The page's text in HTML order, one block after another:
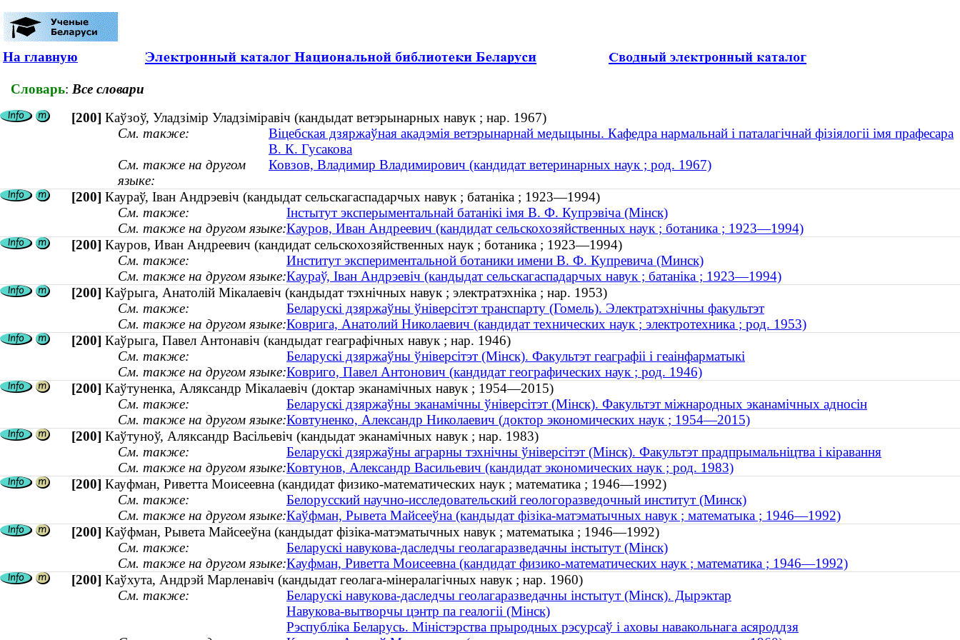
На главную
Словарь: Все словари
[200] Каўзоў, Уладзімір Уладзіміравіч (кандыдат ветэрынарных навук ; нар. 1967)
См. также:
Віцебская дзяржаўная акадэмія ветэрынарнай медыцыны. Кафедра нармальнай і паталагічнай фізіялогіі імя прафесара
В. К. Гусакова
См. также на другом
языке:
Ковзов, Владимир Владимирович (кандидат ветеринарных наук ; род. 1967)
[200] Каураў, Іван Андрэевіч (кандыдат сельскагаспадарчых навук ; батаніка ; 1923—1994)
См. также:
Інстытут эксперыментальнай батанікі імя В. Ф. Купрэвіча (Мінск)
См. также на другом языке:Кауров, Иван Андреевич (кандидат сельскохозяйственных наук ; ботаника ; 1923—1994)
[200] Кауров, Иван Андреевич (кандидат сельскохозяйственных наук ; ботаника ; 1923—1994)
См. также:
Институт экспериментальной ботаники имени В. Ф. Купревича (Минск)
См. также на другом языке:Каураў, Іван Андрэевіч (кандыдат сельскагаспадарчых навук ; батаніка ; 1923—1994)
[200] Каўрыга, Анатолій Мікалаевіч (кандыдат тэхнічных навук ; электратэхніка ; нар. 1953)
См. также:
Беларускі дзяржаўны ўніверсітэт транспарту (Гомель). Электратэхнічны факультэт
См. также на другом языке:Коврига, Анатолий Николаевич (кандидат технических наук ; электротехника ; род. 1953)
[200] Каўрыга, Павел Антонавіч (кандыдат геаграфічных навук ; нар. 1946)
См. также:
Беларускі дзяржаўны ўніверсітэт (Мінск). Факультэт геаграфіі і геаінфарматыкі
См. также на другом языке:Ковриго, Павел Антонович (кандидат географических наук ; род. 1946)
[200] Каўтуненка, Аляксандр Мікалаевіч (доктар эканамічных навук ; 1954—2015)
См. также:
Беларускі дзяржаўны эканамічны ўніверсітэт (Мінск). Факультэт міжнародных эканамічных адносін
См. также на другом языке:Ковтуненко, Александр Николаевич (доктор экономических наук ; 1954—2015)
[200] Каўтуноў, Аляксандр Васільевіч (кандыдат эканамічных навук ; нар. 1983)
См. также:
Беларускі дзяржаўны аграрны тэхнічны ўніверсітэт (Мінск). Факультэт прадпрымальніцтва і кіравання
См. также на другом языке:Ковтунов, Александр Васильевич (кандидат экономических наук ; род. 1983)
[200] Кауфман, Риветта Моисеевна (кандидат физико-математических наук ; математика ; 1946—1992)
См. также:
Белорусский научно-исследовательский геологоразведочный институт (Минск)
См. также на другом языке:Каўфман, Рывета Майсееўна (кандыдат фізіка-матэматычных навук ; математыка ; 1946—1992)
[200] Каўфман, Рывета Майсееўна (кандыдат фізіка-матэматычных навук ; математыка ; 1946—1992)
См. также:
Беларускі навукова-даследчы геолагаразведачны інстытут (Мінск)
См. также на другом языке:Кауфман, Риветта Моисеевна (кандидат физико-математических наук ; математика ; 1946—1992)
[200] Каўхута, Андрэй Марленавіч (кандыдат геолага-мінералагічных навук ; нар. 1960)
См. также:
Беларускі навукова-даследчы геолагаразведачны інстытут (Мінск). Дырэктар
Навукова-вытворчы цэнтр па геалогіі (Мінск)
Рэспубліка Беларусь. Міністэрства прыродных рэсурсаў і аховы навакольнага асяроддзя